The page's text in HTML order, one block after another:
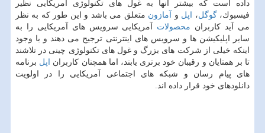
داده است كه بیشتر آنها به غول های تكنولوژی آمریكایی نظیر
فیسبوك،گوگل، اپل و آمازون متعلق می باشد و این طور كه به نظر
می آید كاربران محصولات آمریكایی سرویس های آمریكایی را به
سایر اپلیكیشن ها و سرویس های اینترنتی ترجیح می دهند و با وجود
اینكه خیلی از شركت های بزرگ و غول های تكنولوژی چینی در تلاشند
تا بر همتایان و رقیبان خود برتری یابند، اما همچنان كاربران اپل برنامه
های پیام رسان و شبكه های اجتماعی آمریكایی را در اولویت
دانلودهای خود قرار داده اند.